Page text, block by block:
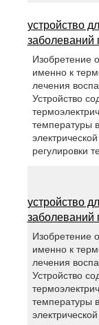
устройство
заболеваний
Изобретение
именно к
лечения
Устройство
температуры
регулировки
устройство
заболеваний
Изобретение
именно к
лечения
Устройство
температуры